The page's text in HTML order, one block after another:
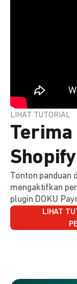
LIHAT TUTORIAL
Terima
Tonton panduan
mengaktifkan
plugin DOKU
LIHAT